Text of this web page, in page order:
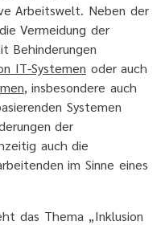
Arbeitswelt. Neben der
Vermeidung der
Behinderungen
IT-Systemen oder auch
, insbesondere auch
Systemen
der
auch die
im Sinne eines
das Thema „Inklusion